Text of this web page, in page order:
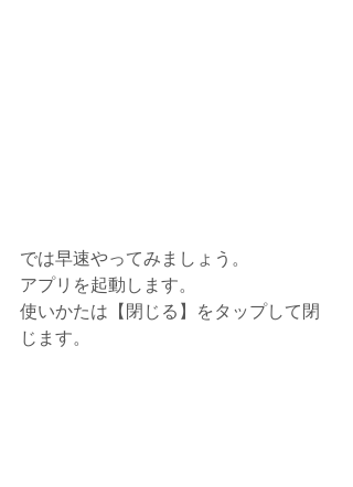
では早速やってみましょう。
アプリを起動します。
使いかたは【閉じる】をタップして閉
じます。